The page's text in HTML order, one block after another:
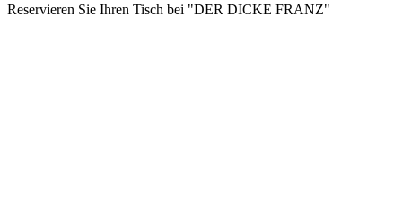
Reservieren Sie Ihren Tisch bei "DER DICKE FRANZ"